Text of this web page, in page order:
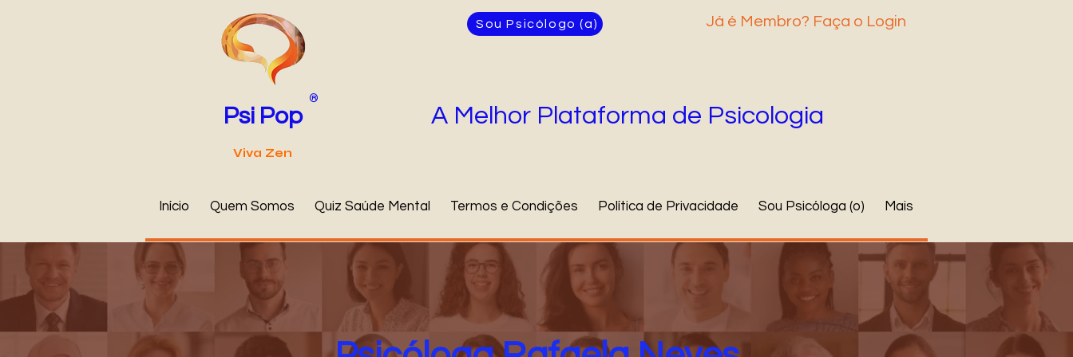
Psi Pop
®
Viva Zen
Sou Psicólogo (a) Já é Membro? Faça o Login
A Melhor Plataforma de Psicologia
Início Quem Somos Quiz Saúde Mental Termos e Condições Política de Privacidade Sou Psicóloga (o) Mais